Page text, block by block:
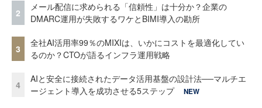
2
メール配信に求められる「信頼性」は十分か？企業の
DMARC運用が失敗するワケとBIMI導入の勘所
3
全社AI活用率99％のMIXIは、いかにコストを最適化してい
るのか？CTOが語るインフラ運用戦略
4
AIと安全に接続されたデータ活用基盤の設計法──マルチエ
ージェント導入を成功させる5ステップ
NEW